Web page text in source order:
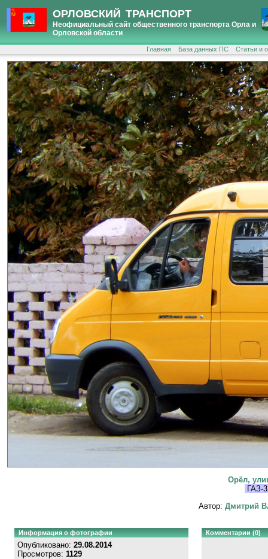
ОРЛОВСКИЙ ТРАНСПОРТ
Неофициальный сайт общественного транспорта Орла и
Орловской области
Главная База данных ПС Статьи и
Орёл,
ГАЗ-
Автор: Дмитрий
Информация о фотографии
Опубликовано: 29.08.2014
Просмотров: 1129
Комментарии (0)